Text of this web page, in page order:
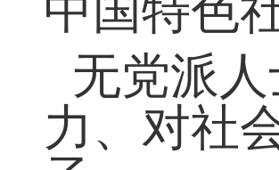
民主党
的亲密友
中国特色